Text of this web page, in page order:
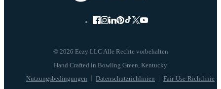
© 2026 Eezy LLC Alle Rechte vorbehalten
Nutzungsbedingungen Datenschutzrichlinien Fair-Use-Richtlinie